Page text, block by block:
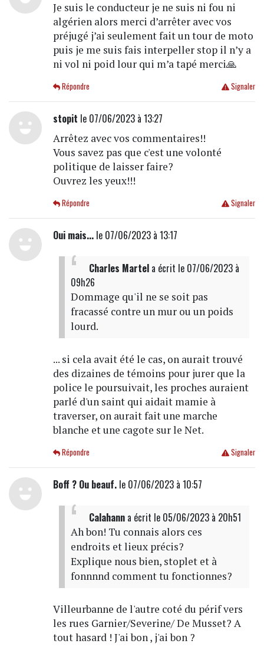
Je suis le conducteur je ne suis ni fou ni
algérien alors merci d’arrêter avec vos
préjugé j’ai seulement fait un tour de moto
puis je me suis fais interpeller stop il n’y a
ni vol ni poid lour qui m’a tapé merci🙏
Signaler
Répondre
stopit le 07/06/2023 à 13:27
Arrêtez avec vos commentaires!!
Vous savez pas que c'est une volonté
politique de laisser faire?
Ouvrez les yeux!!!
Signaler
Répondre
Oui mais...le 07/06/2023 à 13:17
Charles Martela écrit le 07/06/2023 à
09h26
Dommage qu'il ne se soit pas
fracassé contre un mur ou un poids
lourd.
... si cela avait été le cas, on aurait trouvé
des dizaines de témoins pour jurer que la
police le poursuivait, les proches auraient
parlé d'un saint qui aidait mamie à
traverser, on aurait fait une marche
blanche et une cagote sur le Net.
Signaler
Répondre
Boff ? Ou beauf.le 07/06/2023 à 10:57
Calahanna écrit le 05/06/2023 à 20h51
Ah bon! Tu connais alors ces
endroits et lieux précis?
Explique nous bien, stoplet et à
fonnnnd comment tu fonctionnes?
Villeurbanne de l'autre coté du périf vers
les rues Garnier/Severine/ De Musset? A
tout hasard ! J'ai bon , j'ai bon ?